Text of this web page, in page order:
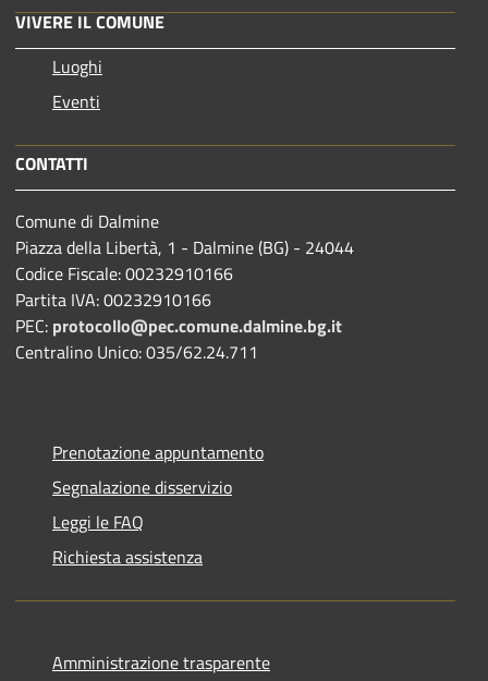
VIVERE IL COMUNE
Luoghi
Eventi
CONTATTI
Comune di Dalmine
Piazza della Libertà, 1 - Dalmine (BG) - 24044
Codice Fiscale: 00232910166
Partita IVA: 00232910166
PEC: protocollo@pec.comune.dalmine.bg.it
Centralino Unico: 035/62.24.711
Prenotazione appuntamento
Segnalazione disservizio
Leggi le FAQ
Richiesta assistenza
Amministrazione trasparente